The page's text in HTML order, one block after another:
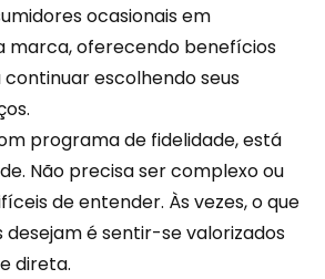
ocasionais em
marca, oferecendo benefícios
escolhendo seus
programa de fidelidade, está
Não precisa ser complexo ou
de entender. Às vezes, o que
desejam é sentir-se valorizados
direta.